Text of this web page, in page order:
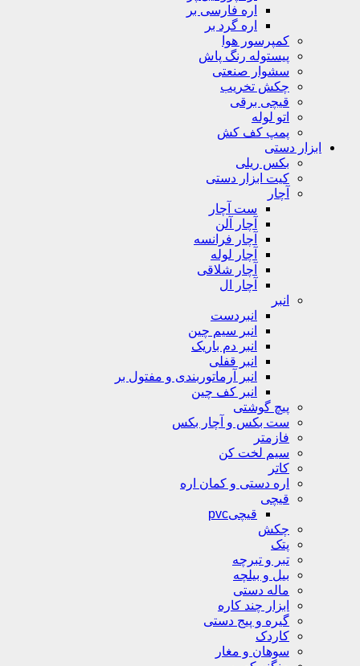
اره فارسی بر
اره گرد بر
کمپرسور هوا
پیستوله رنگ پاش
سشوار صنعتی
چکش تخریب
قیچی برقی
اتو لوله
پمپ کف کش
ابزار دستی
بکس ریلی
کیت ابزار دستی
آچار
ست آچار
آچار آلن
آچار فرانسه
آچار لوله
آچار شلاقی
آچار ال
انبر
انبردست
انبر سیم چین
انبر دم باریک
انبر قفلی
انبر آرماتوربندی و مفتول بر
انبر کف چین
پیچ گوشتی
ست بکس و آچار بکس
فازمتر
سیم لخت کن
کاتر
اره دستی و کمان اره
قیچی
قیچیpvc
چکش
پتک
تبر و تبرچه
بیل و بیلچه
ماله دستی
ابزار چند کاره
گیره و پیج دستی
کاردک
سوهان و مغار